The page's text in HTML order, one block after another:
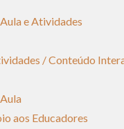
e Atividades
/ Conteúdo
aos Educadores